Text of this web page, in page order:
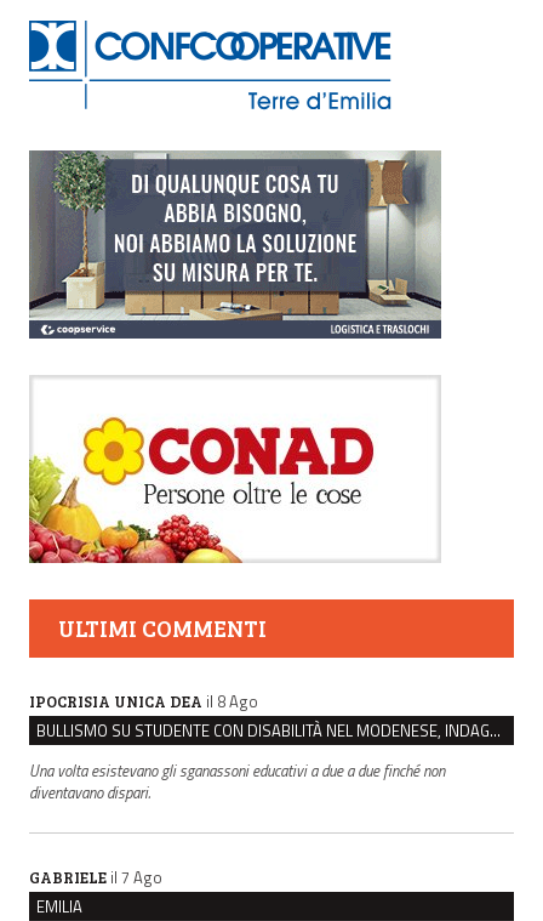
ULTIMI COMMENTI
IPOCRISIA UNICA DEA il 8 Ago
BULLISMO SU STUDENTE CON DISABILITÀ NEL MODENESE, INDAGATI DUE RAGAZZI DI 16 ANNI
Una volta esistevano gli sganassoni educativi a due a due finché non
diventavano dispari.
GABRIELE il 7 Ago
EMILIA